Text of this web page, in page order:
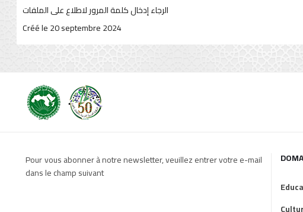
الرجاء إدخال كلمة المرور لاطلاع على الملفات
Créé le 20 septembre 2024
Pour vous abonner à notre newsletter, veuillez entrer votre e-mail
dans le champ suivant